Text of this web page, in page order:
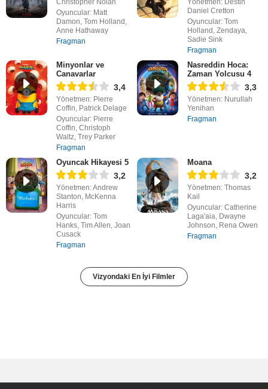
Christopher Nolan
Oyuncular: Matt
Damon, Tom Holland,
Anne Hathaway
Fragman
Yönetmen: Destin
Daniel Cretton
Oyuncular: Tom
Holland, Zendaya,
Sadie Sink
Fragman
Minyonlar ve
Canavarlar
3,4
Yönetmen: Pierre
Coffin, Patrick Delage
Oyuncular: Pierre
Coffin, Christoph
Waltz, Trey Parker
Fragman
Nasreddin Hoca:
Zaman Yolcusu 4
3,3
Yönetmen: Nurullah
Yenihan
Fragman
Oyuncak Hikayesi 5
3,2
Yönetmen: Andrew
Stanton, McKenna
Harris
Oyuncular: Tom
Hanks, Tim Allen, Joan
Cusack
Fragman
Moana
3,2
Yönetmen: Thomas
Kail
Oyuncular: Catherine
Laga'aia, Dwayne
Johnson, Rena Owen
Fragman
Vizyondaki En İyi Filmler